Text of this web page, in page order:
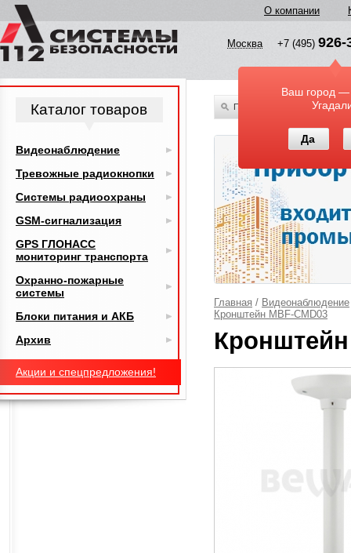
О компании
Москва +7 (495) 926-
Ваш город —
Да
По всему каталогу
Главная / Видеонаблюдение
Кронштейн MBF-CMD03
Кронштейн
Каталог товаров
Видеонаблюдение
Тревожные радиокнопки
Системы радиоохраны
GSM-сигнализация
GPS ГЛОНАСС
мониторинг транспорта
Охранно-пожарные
системы
Блоки питания и АКБ
Архив
Акции и спецпредложения!